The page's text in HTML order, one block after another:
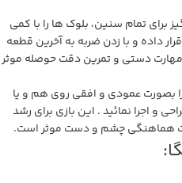
برای تمام سنین، بلوک ها را با کمی
داده و با زدن ضربه به آخرین قطعه
مهارت دستی و تمرین دقت حوصله موثر
بصورت عمودی و افقی روی هم و یا
و اجرا نمائید . این بازی برای رشد
هماهنگی چشم و دست موثر است.